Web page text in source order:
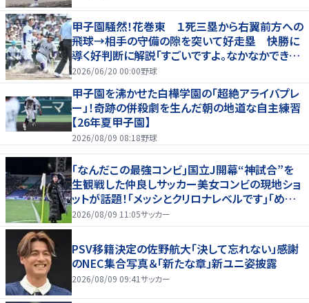
甲子園騒然！花巻東 １死三塁から右翼前方への
飛球→相手の守備の隙を突いて好走塁 快勝に
導く好判断に解説「すごいですよ。なかなかできな
いプレー」
2026/06/20 00:00野球
甲子園を沸かせた白樺学園の「超絶アライバプレ
ー」！奇跡の併殺劇を生んだ朝の地道な自主練習
【26年夏甲子園】
2026/08/09 08:18野球
｢なんだこの最強コンビ｣国立J開幕“神試合”を
生観戦した仲良しサッカー美女コンビの現地ショ
ットが話題！｢メッシとクリロナレベルです｣｢めちゃ
くちゃ可愛い｣
2026/08/09 11:05サッカー
PSV移籍決定の佐野航大「決して忘れない」感謝
のNEC集合写真＆「新たな章」新ユニ姿披露
2026/08/09 09:41サッカー